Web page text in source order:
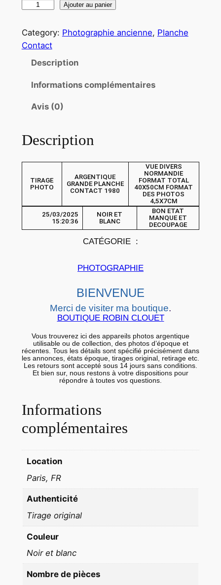
a
n
T
I
i
q
g
r
a
Ajouter au panier
Category: Photographie ancienne, Planche
Contact
Description
Informations complémentaires
Avis (0)
Description
TIRAGE
PHOTO
ARGENTIQUE
GRANDE PLANCHE
CONTACT 1980
VUE DIVERS
NORMANDIE
FORMAT TOTAL
40X50CM FORMAT
DES PHOTOS
4,5X7CM
25/03/2025
15:20:36
NOIR ET
BLANC
BON ETAT
MANQUE ET
DECOUPAGE
CATÉGORIE :
PHOTOGRAPHIE
BIENVENUE
Merci de visiter ma boutique.
BOUTIQUE ROBIN CLOUET
Vous trouverez ici des appareils photos argentique
utilisable ou de collection, des photos d’époque et
récentes. Tous les détails sont spécifié précisément dans
les annonces, états époque, tirages original, retirage etc.
Les retours sont accepté sous 14 jours sans conditions.
Et bien sur, nous restons à votre dispositions pour
répondre à toutes vos questions.
Informations
complémentaires
Location
Paris, FR
Authenticité
Tirage original
Couleur
Noir et blanc
Nombre de pièces